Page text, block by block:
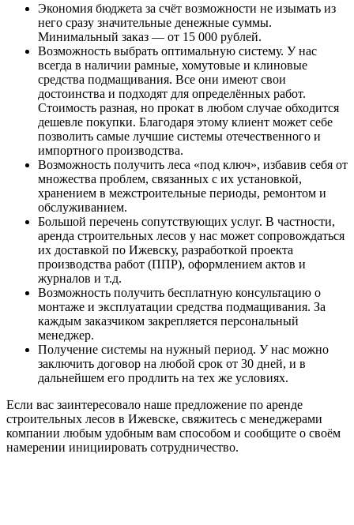
Экономия бюджета за счёт возможности не изымать из
него сразу значительные денежные суммы.
Минимальный заказ — от 15 000 рублей.
Возможность выбрать оптимальную систему. У нас
всегда в наличии рамные, хомутовые и клиновые
средства подмащивания. Все они имеют свои
достоинства и подходят для определённых работ.
Стоимость разная, но прокат в любом случае обходится
дешевле покупки. Благодаря этому клиент может себе
позволить самые лучшие системы отечественного и
импортного производства.
Возможность получить леса «под ключ», избавив себя от
множества проблем, связанных с их установкой,
хранением в межстроительные периоды, ремонтом и
обслуживанием.
Большой перечень сопутствующих услуг. В частности,
аренда строительных лесов у нас может сопровождаться
их доставкой по Ижевску, разработкой проекта
производства работ (ППР), оформлением актов и
журналов и т.д.
Возможность получить бесплатную консультацию о
монтаже и эксплуатации средства подмащивания. За
каждым заказчиком закрепляется персональный
менеджер.
Получение системы на нужный период. У нас можно
заключить договор на любой срок от 30 дней, и в
дальнейшем его продлить на тех же условиях.
Если вас заинтересовало наше предложение по аренде
строительных лесов в Ижевске, свяжитесь с менеджерами
компании любым удобным вам способом и сообщите о своём
намерении инициировать сотрудничество.